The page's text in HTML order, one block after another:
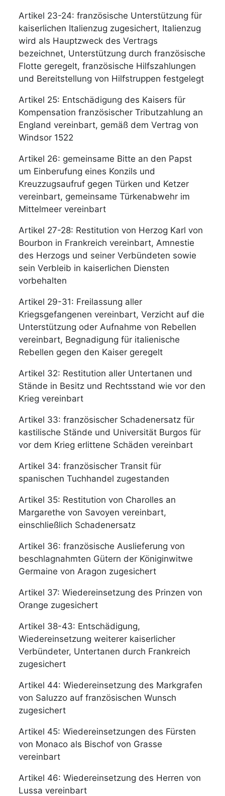
Artikel 23-24: französische Unterstützung für
kaiserlichen Italienzug zugesichert, Italienzug
wird als Hauptzweck des Vertrags
bezeichnet, Unterstützung durch französische
Flotte geregelt, französische Hilfszahlungen
und Bereitstellung von Hilfstruppen festgelegt
Artikel 25: Entschädigung des Kaisers für
Kompensation französischer Tributzahlung an
England vereinbart, gemäß dem Vertrag von
Windsor 1522
Artikel 26: gemeinsame Bitte an den Papst
um Einberufung eines Konzils und
Kreuzzugsaufruf gegen Türken und Ketzer
vereinbart, gemeinsame Türkenabwehr im
Mittelmeer vereinbart
Artikel 27-28: Restitution von Herzog Karl von
Bourbon in Frankreich vereinbart, Amnestie
des Herzogs und seiner Verbündeten sowie
sein Verbleib in kaiserlichen Diensten
vorbehalten
Artikel 29-31: Freilassung aller
Kriegsgefangenen vereinbart, Verzicht auf die
Unterstützung oder Aufnahme von Rebellen
vereinbart, Begnadigung für italienische
Rebellen gegen den Kaiser geregelt
Artikel 32: Restitution aller Untertanen und
Stände in Besitz und Rechtsstand wie vor den
Krieg vereinbart
Artikel 33: französischer Schadenersatz für
kastilische Stände und Universität Burgos für
vor dem Krieg erlittene Schäden vereinbart
Artikel 34: französischer Transit für
spanischen Tuchhandel zugestanden
Artikel 35: Restitution von Charolles an
Margarethe von Savoyen vereinbart,
einschließlich Schadenersatz
Artikel 36: französische Auslieferung von
beschlagnahmten Gütern der Königinwitwe
Germaine von Aragon zugesichert
Artikel 37: Wiedereinsetzung des Prinzen von
Orange zugesichert
Artikel 38-43: Entschädigung,
Wiedereinsetzung weiterer kaiserlicher
Verbündeter, Untertanen durch Frankreich
zugesichert
Artikel 44: Wiedereinsetzung des Markgrafen
von Saluzzo auf französischen Wunsch
zugesichert
Artikel 45: Wiedereinsetzungen des Fürsten
von Monaco als Bischof von Grasse
vereinbart
Artikel 46: Wiedereinsetzung des Herren von
Lussa vereinbart